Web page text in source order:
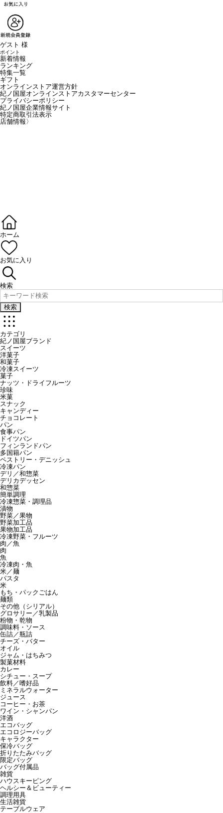
ゲスト 様
ポイント
新着情報
ランキング
特集一覧
ギフト
オンラインストア運営方針
紀ノ国屋オンラインストアカスタマーセンター
プライバシーポリシー
紀ノ国屋企業情報サイト
特定商取引法表示
店舗情報 〉
ホーム
お気に入り
検索
検索
カテゴリ
紀ノ国屋ブランド
スイーツ
洋菓子
和菓子
冷凍スイーツ
菓子
ナッツ・ドライフルーツ
珍味
米菓
スナック
キャンディー
チョコレート
パン
食事パン
ドイツパン
フィンランドパン
多国籍パン
ペストリー・デニッシュ
冷凍パン
デリ／和惣菜
デリカデッセン
和惣菜
簡単調理
冷凍惣菜・調理品
漬物
野菜／果物
野菜加工品
果物加工品
冷凍野菜・フルーツ
肉／魚
肉
魚
冷凍肉・魚
米／麺
パスタ
米
もち・パックごはん
麺類
その他（シリアル）
グロサリー／乳製品
粉物・乾物
調味料・ソース
缶詰／瓶詰
チーズ・バター
オイル
ジャム・はちみつ
製菓材料
カレー
シチュー・スープ
飲料／嗜好品
ミネラルウォーター
ジュース
コーヒー・お茶
ワイン・シャンパン
洋酒
エコバッグ
エコロジーバッグ
キャラクター
保冷バッグ
折りたたみバッグ
限定バッグ
バッグ付属品
雑貨
ハウスキーピング
ヘルシー＆ビューティー
調理用具
生活雑貨
テーブルウェア